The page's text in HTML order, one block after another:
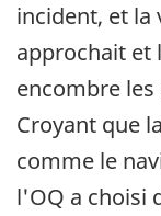
incident, et la
approchait et
encombre les
Croyant que
comme le
l'OQ a choisi